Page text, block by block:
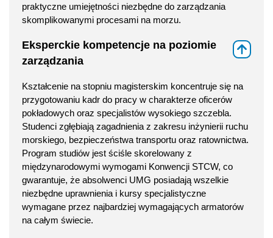
praktyczne umiejętności niezbędne do zarządzania
skomplikowanymi procesami na morzu.
Eksperckie kompetencje na poziomie
zarządzania
Kształcenie na stopniu magisterskim koncentruje się na
przygotowaniu kadr do pracy w charakterze oficerów
pokładowych oraz specjalistów wysokiego szczebla.
Studenci zgłębiają zagadnienia z zakresu inżynierii ruchu
morskiego, bezpieczeństwa transportu oraz ratownictwa.
Program studiów jest ściśle skorelowany z
międzynarodowymi wymogami Konwencji STCW, co
gwarantuje, że absolwenci UMG posiadają wszelkie
niezbędne uprawnienia i kursy specjalistyczne
wymagane przez najbardziej wymagających armatorów
na całym świecie.